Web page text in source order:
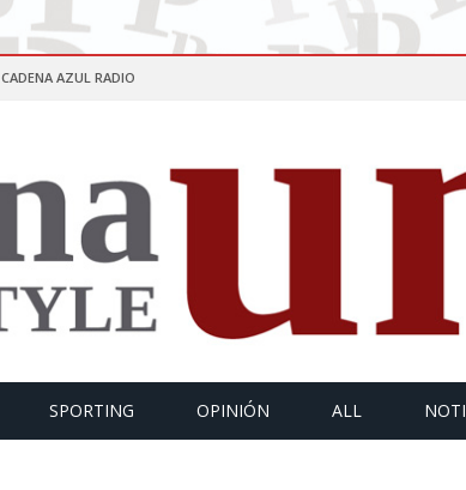
CADENA AZUL RADIO
SPORTING OPINIÓN ALL